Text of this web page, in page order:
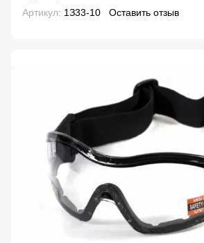
Артикул: 1З33-10 Оставить отзыв